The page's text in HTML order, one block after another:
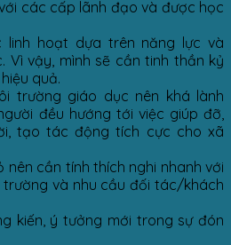
các cấp lãnh đạo và được học
linh hoạt dựa trên năng lực và
Vì vậy, mình sẽ cần tinh thần kỷ
quả.
trường giáo dục nên khá lành
đều hướng tới việc giúp đỡ,
tạo tác động tích cực cho xã
nên cần tính thích nghi nhanh với
và nhu cầu đối tác/khách
kiến, ý tưởng mới trong sự đón